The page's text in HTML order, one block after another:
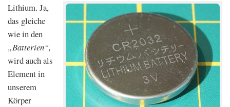
Lithium. Ja,
das gleiche
wie in den
„Batterien“,
wird auch als
Element in
unserem
Körper